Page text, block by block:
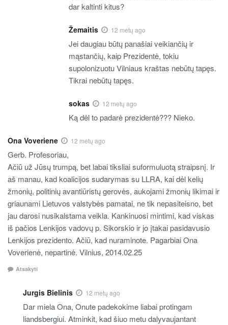
dar kaltinti kitus?
Žemaitis 12 metų ago
Jei daugiau būtų panašiai veikiančių ir
mąstančių, kaip Prezidentė, tokiu
supolonizuotu Vilniaus kraštas nebūtų tapęs.
Tikrai nebūtų tapęs.
sokas 12 metų ago
Ką dėl to padarė prezidentė??? Nieko.
Ona Voveriene 12 metų ago
Gerb. Profesoriau,
Ačiū už Jūsų trumpą, bet labai tiksliai suformuluotą straipsnį. Ir
aš manau, kad koalicijos sudarymas su LLRA, kai dėl kelių
žmonių, politinių avantiūristų gerovės, aukojami žmonių likimai ir
griaunami Lietuvos valstybės pamatai, ne tik nepasiteisno, bet
jau darosi nusikalstama veikla. Kankinuosi mintimi, kad viskas
iš pačios Lenkijos vadovų p. Sikorskio ir jo įtakai pasidavusio
Lenkijos prezidento. Ačiū, kad nuraminote. Pagarbiai Ona
Voverienė, nepartinė. Vilnius, 2014.02.25
Atsakyti
Jurgis Bielinis 12 metų ago
Dar miela Ona, Onute padekokime liabai protingam
liandsbergiui. Atminkit, kad šiuo metu dalyvaujantant